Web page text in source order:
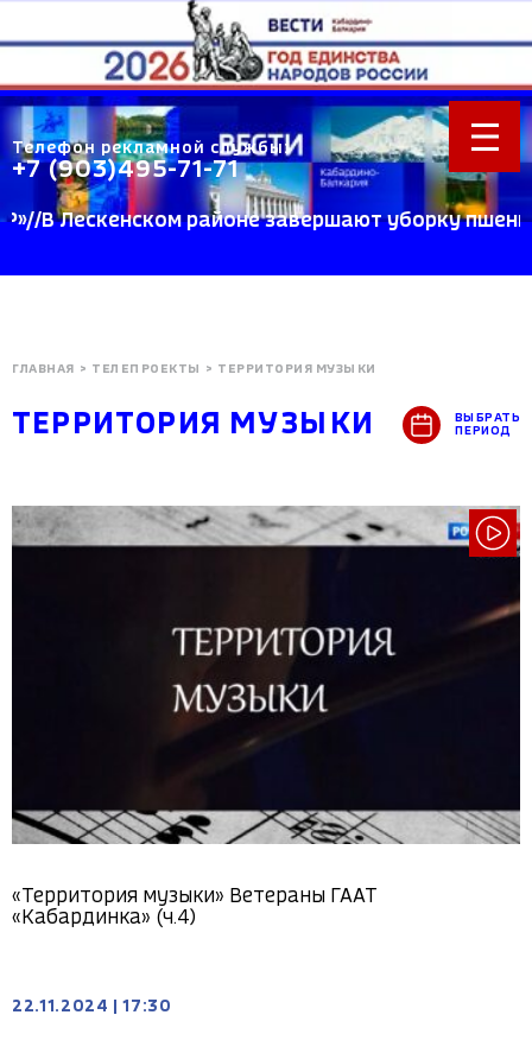
Телефон рекламной службы:
+7 (903)495-71-71
районе завершают уборку пшеницы //
ГЛАВНАЯ > ТЕЛЕПРОЕКТЫ > ТЕРРИТОРИЯ МУЗЫКИ
ТЕРРИТОРИЯ МУЗЫКИ
ВЫБРАТЬ
ПЕРИОД
«Территория музыки» Ветераны ГААТ
«Кабардинка» (ч.4)
22.11.2024 17:30